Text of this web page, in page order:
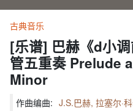
古典音乐
[乐谱] 巴赫《d小
管五重奏 Prelude
Minor
作曲编曲: J.S.巴赫, 拉塞尔·